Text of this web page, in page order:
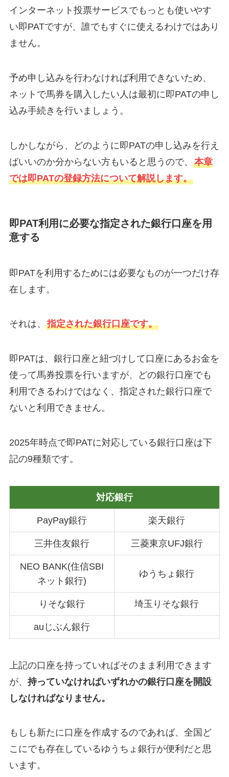
インターネット投票サービスでもっとも使いやす
い即PATですが、誰でもすぐに使えるわけではあり
ません。
予め申し込みを行わなければ利用できないため、
ネットで馬券を購入したい人は最初に即PATの申し
込み手続きを行いましょう。
しかしながら、どのように即PATの申し込みを行え
ばいいのか分からない方もいると思うので、 本章
では即PATの登録方法について解説します。
即PAT利用に必要な指定された銀行口座を用
意する
即PATを利用するためには必要なものが一つだけ存
在します。
それは、 指定された銀行口座です。
即PATは、銀行口座と紐づけして口座にあるお金を
使って馬券投票を行いますが、どの銀行口座でも
利用できるわけではなく、指定された銀行口座で
ないと利用できません。
2025年時点で即PATに対応している銀行口座は下
記の9種類です。
対応銀行
PayPay銀行 楽天銀行
三井住友銀行 三菱東京UFJ銀行
NEO BANK(住信SBI
ネット銀行)
ゆうちょ銀行
りそな銀行 埼玉りそな銀行
auじぶん銀行
上記の口座を持っていればそのまま利用できます
が、 持っていなければいずれかの銀行口座を開設
しなければなりません。
もしも新たに口座を作成するのであれば、全国ど
こにでも存在しているゆうちょ銀行が便利だと思
います。